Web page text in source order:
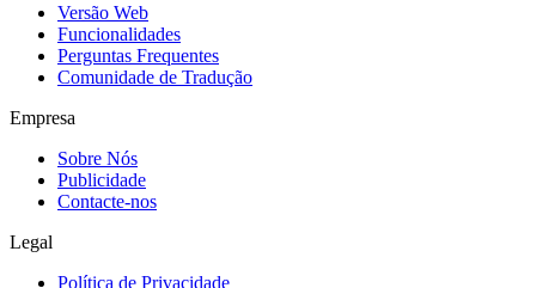
Versão Web
Funcionalidades
Perguntas Frequentes
Comunidade de Tradução
Empresa
Sobre Nós
Publicidade
Contacte-nos
Legal
Política de Privacidade